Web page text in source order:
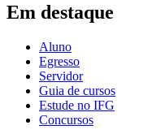
Em destaque
Aluno
Egresso
Servidor
Guia de cursos
Estude no IFG
Concursos